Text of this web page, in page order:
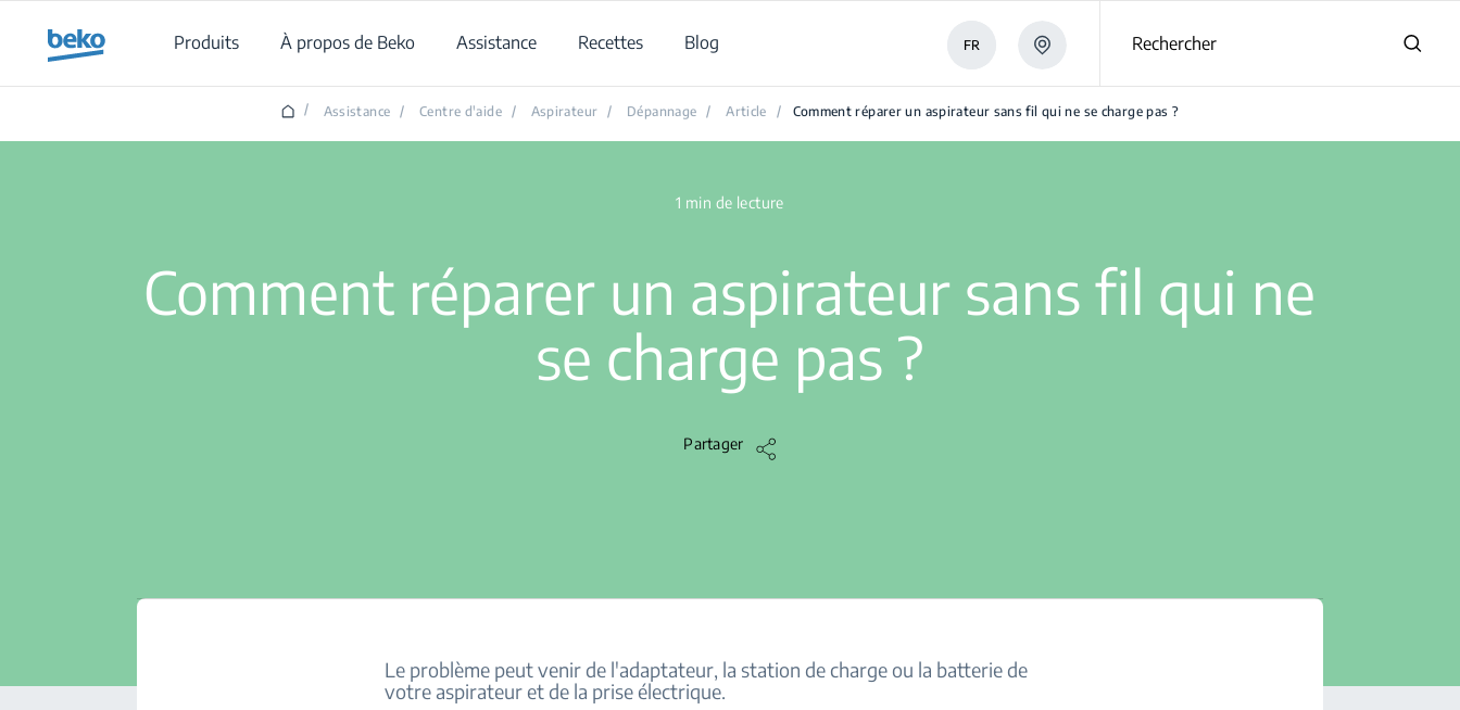
Produits
À propos de Beko Assistance Recettes Blog FR Rechercher
/ Assistance / Centre d'aide / Aspirateur / Dépannage / Article / Comment réparer un aspirateur sans fil qui ne se charge pas ?
1 min de lecture
Comment réparer un aspirateur sans fil qui ne
se charge pas ?
Partager
Le problème peut venir de l'adaptateur, la station de charge ou la batterie de
votre aspirateur et de la prise électrique.